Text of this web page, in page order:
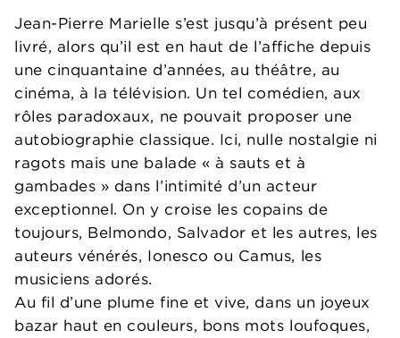
Jean-Pierre Marielle s’est jusqu’à présent peu
livré, alors qu’il est en haut de l’affiche depuis
une cinquantaine d’années, au théâtre, au
cinéma, à la télévision. Un tel comédien, aux
rôles paradoxaux, ne pouvait proposer une
autobiographie classique. Ici, nulle nostalgie ni
ragots mais une balade « à sauts et à
gambades » dans l’intimité d’un acteur
exceptionnel. On y croise les copains de
toujours, Belmondo, Salvador et les autres, les
auteurs vénérés, Ionesco ou Camus, les
musiciens adorés.
Au fil d’une plume fine et vive, dans un joyeux
bazar haut en couleurs, bons mots loufoques,